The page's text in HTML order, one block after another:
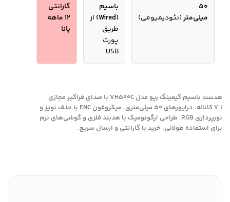
۵۰
میلی‌متر(نئودیمیومی)
باسیم
(Wired)
از
طریق
پورت
USB
گارانتی
12 ماهه
پانا
هدست باسیم گیمینگ رپو مدل VH500C با صدای فراگیر مجازی
۷.۱ کاناله، درایورهای ۵۰ میلی‌متری، میکروفون ENC با حذف نویز و
نورپردازی RGB. طراحی ارگونومیک با هدبند فلزی و گوشی‌های نرم
برای استفاده طولانی. خرید با گارانتی و ارسال سریع.